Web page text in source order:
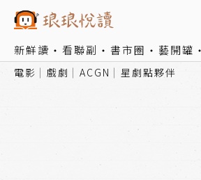
新鮮讀 看聯副 書市圈 藝開罐
電影 戲劇 ACGN 星劇點夥伴